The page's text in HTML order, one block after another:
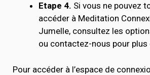
Etape 4. Si vous ne pouvez
accéder à Meditation
Jumelle, consultez les
ou contactez-nous pour plus
Pour accéder à l’espace de